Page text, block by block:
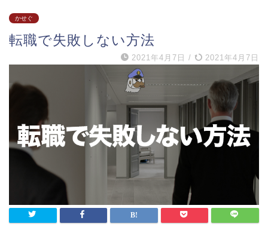
かせぐ
転職で失敗しない方法
2021年4月7日 / 2021年4月7日